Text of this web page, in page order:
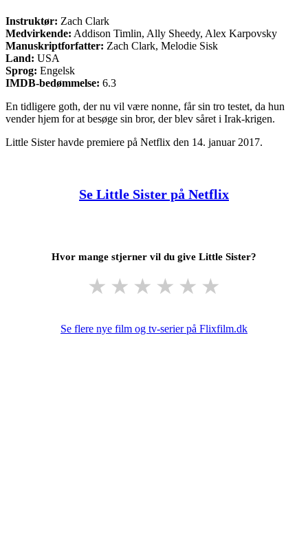
Instruktør: Zach Clark
Medvirkende: Addison Timlin, Ally Sheedy, Alex Karpovsky
Manuskriptforfatter: Zach Clark, Melodie Sisk
Land: USA
Sprog: Engelsk
IMDB-bedømmelse: 6.3
En tidligere goth, der nu vil være nonne, får sin tro testet, da hun
vender hjem for at besøge sin bror, der blev såret i Irak-krigen.
Little Sister havde premiere på Netflix den 14. januar 2017.
Se Little Sister på Netflix
Hvor mange stjerner vil du give Little Sister?
★ ★ ★ ★ ★ ★
Se flere nye film og tv-serier på Flixfilm.dk